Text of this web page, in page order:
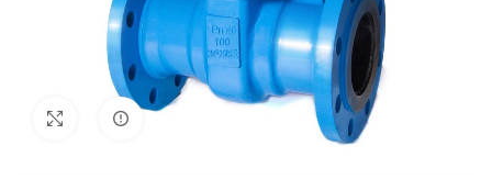
УвеличитьВнешний вид изделия может отличаться
от фото представленных на странице!